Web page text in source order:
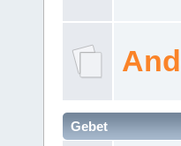
Gebet